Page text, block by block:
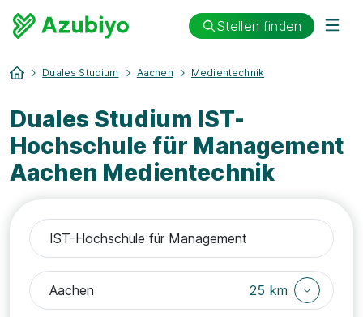
Stellen finden
Duales Studium Aachen Medientechnik
Duales Studium IST-
Hochschule für Management
Aachen Medientechnik
25 km